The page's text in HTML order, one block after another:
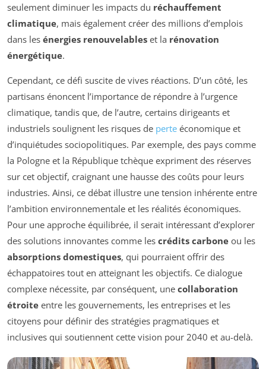
seulement diminuer les impacts du réchauffement
climatique, mais également créer des millions d’emplois
dans les énergies renouvelables et la rénovation
énergétique.
Cependant, ce défi suscite de vives réactions. D’un côté, les
partisans énoncent l’importance de répondre à l’urgence
climatique, tandis que, de l’autre, certains dirigeants et
industriels soulignent les risques de perte économique et
d’inquiétudes sociopolitiques. Par exemple, des pays comme
la Pologne et la République tchèque expriment des réserves
sur cet objectif, craignant une hausse des coûts pour leurs
industries. Ainsi, ce débat illustre une tension inhérente entre
l’ambition environnementale et les réalités économiques.
Pour une approche équilibrée, il serait intéressant d’explorer
des solutions innovantes comme les crédits carbone ou les
absorptions domestiques, qui pourraient offrir des
échappatoires tout en atteignant les objectifs. Ce dialogue
complexe nécessite, par conséquent, une collaboration
étroite entre les gouvernements, les entreprises et les
citoyens pour définir des stratégies pragmatiques et
inclusives qui soutiennent cette vision pour 2040 et au-delà.